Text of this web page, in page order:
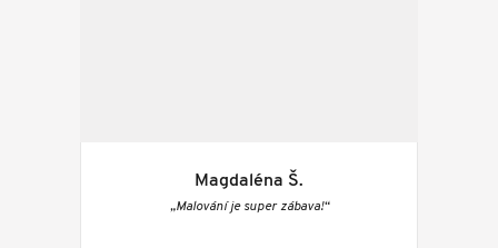
Magdaléna Š.
„Malování je super zábava!“